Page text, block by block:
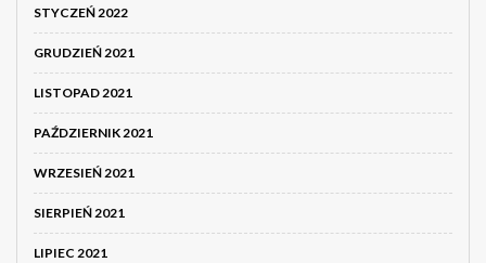
STYCZEŃ 2022
GRUDZIEŃ 2021
LISTOPAD 2021
PAŹDZIERNIK 2021
WRZESIEŃ 2021
SIERPIEŃ 2021
LIPIEC 2021